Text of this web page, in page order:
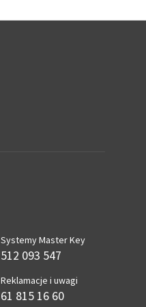
Systemy Master Key
512 093 547
Reklamacje i uwagi
61 815 16 60